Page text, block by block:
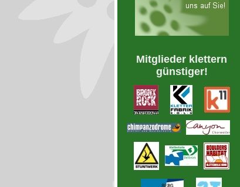
Mitglieder klettern
günstiger!